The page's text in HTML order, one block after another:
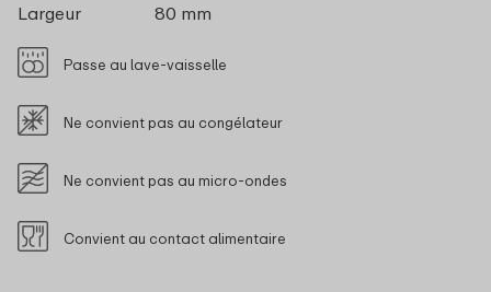
Largeur
80 mm
Passe au lave-vaisselle
Ne convient pas au congélateur
Ne convient pas au micro-ondes
Convient au contact alimentaire